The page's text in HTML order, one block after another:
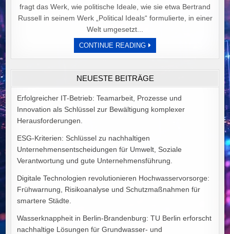
fragt das Werk, wie politische Ideale, wie sie etwa Bertrand
Russell in seinem Werk „Political Ideals“ formulierte, in einer
Welt umgesetzt...
CONTINUE READINGDER
PREIS
POLITISCHER
VON
ALEX
NEUESTE BEITRÄGE
Erfolgreicher IT-Betrieb: Teamarbeit, Prozesse und
Innovation als Schlüssel zur Bewältigung komplexer
Herausforderungen.
ESG-Kriterien: Schlüssel zu nachhaltigen
Unternehmensentscheidungen für Umwelt, Soziale
Verantwortung und gute Unternehmensführung.
Digitale Technologien revolutionieren Hochwasservorsorge:
Frühwarnung, Risikoanalyse und Schutzmaßnahmen für
smartere Städte.
Wasserknappheit in Berlin-Brandenburg: TU Berlin erforscht
nachhaltige Lösungen für Grundwasser- und